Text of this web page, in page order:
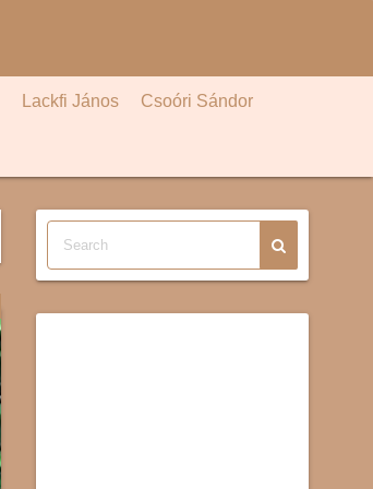
Lackfi János Csoóri Sándor